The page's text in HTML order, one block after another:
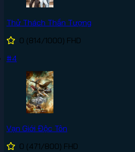
Thử Thách Thần Tượng
0 (814/1000) FHD
#4
Vạn Giới Độc Tôn
0 (471/800) FHD